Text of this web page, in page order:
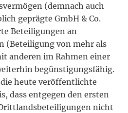
(demnach auch
geprägte GmbH & Co.
Beteiligungen an
(Beteiligung von mehr als
anderen im Rahmen einer
begünstigungsfähig.
heute veröffentlichte
dass entgegen den ersten
nicht